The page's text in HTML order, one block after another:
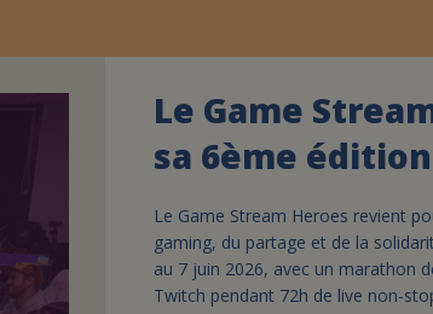
Le Game
sa 6ème
Le Game Stream Heroes revient
gaming, du partage et de la
au 7 juin 2026, avec un marathon
Twitch pendant 72h de live non-